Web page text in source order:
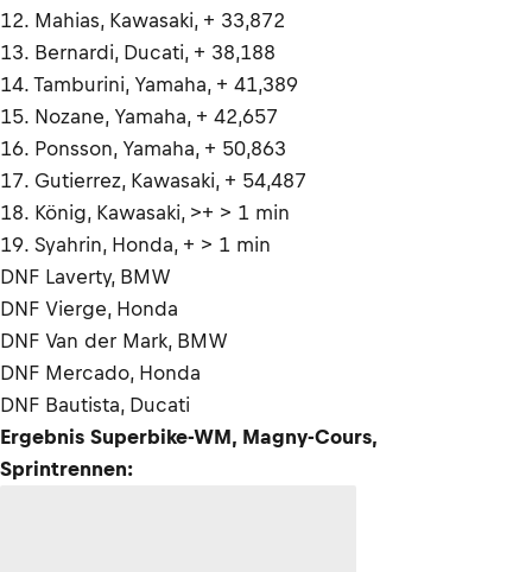
12. Mahias, Kawasaki, + 33,872
13. Bernardi, Ducati, + 38,188
14. Tamburini, Yamaha, + 41,389
15. Nozane, Yamaha, + 42,657
16. Ponsson, Yamaha, + 50,863
17. Gutierrez, Kawasaki, + 54,487
18. König, Kawasaki, >+ > 1 min
19. Syahrin, Honda, + > 1 min
DNF Laverty, BMW
DNF Vierge, Honda
DNF Van der Mark, BMW
DNF Mercado, Honda
DNF Bautista, Ducati
Ergebnis Superbike-WM, Magny-Cours,
Sprintrennen: